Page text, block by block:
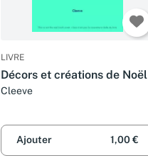
LIVRE
Décors et créations de Noël
Cleeve
Ajouter 1,00 €